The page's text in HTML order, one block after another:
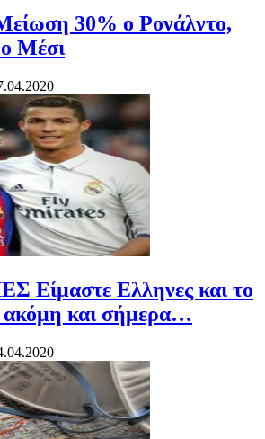
30% ο Ρονάλντο,
Μέσι
Είμαστε Ελληνες και το
ακόμη και σήμερα…